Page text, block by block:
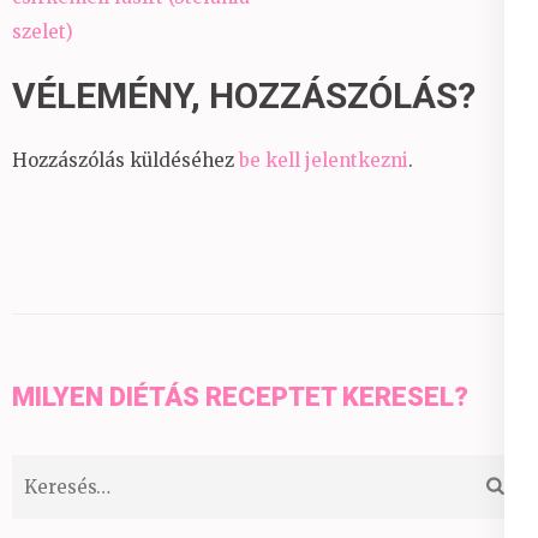
szelet)
VÉLEMÉNY, HOZZÁSZÓLÁS?
Hozzászólás küldéséhez be kell jelentkezni.
MILYEN DIÉTÁS RECEPTET KERESEL?
Keresés: